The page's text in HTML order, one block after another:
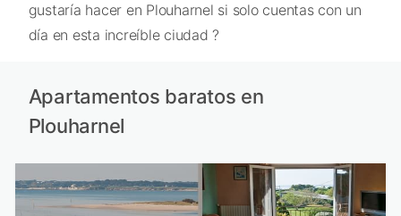
gustaría hacer en Plouharnel si solo cuentas con un
día en esta increíble ciudad ?
Apartamentos baratos en
Plouharnel